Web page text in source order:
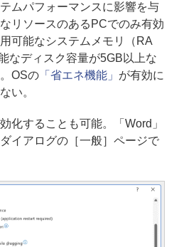
ムパフォーマンスに影響を与
リソースのあるPCでのみ有効
可能なシステムメモリ（RA
なディスク容量が5GB以上な
OSの「省エネ機能」 が有効に
い。
化することも可能。「Word」
イアログの［一般］ページで